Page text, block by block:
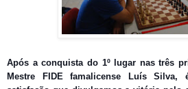
Após a conquista do 1º lugar nas três
Mestre FIDE famalicense Luís